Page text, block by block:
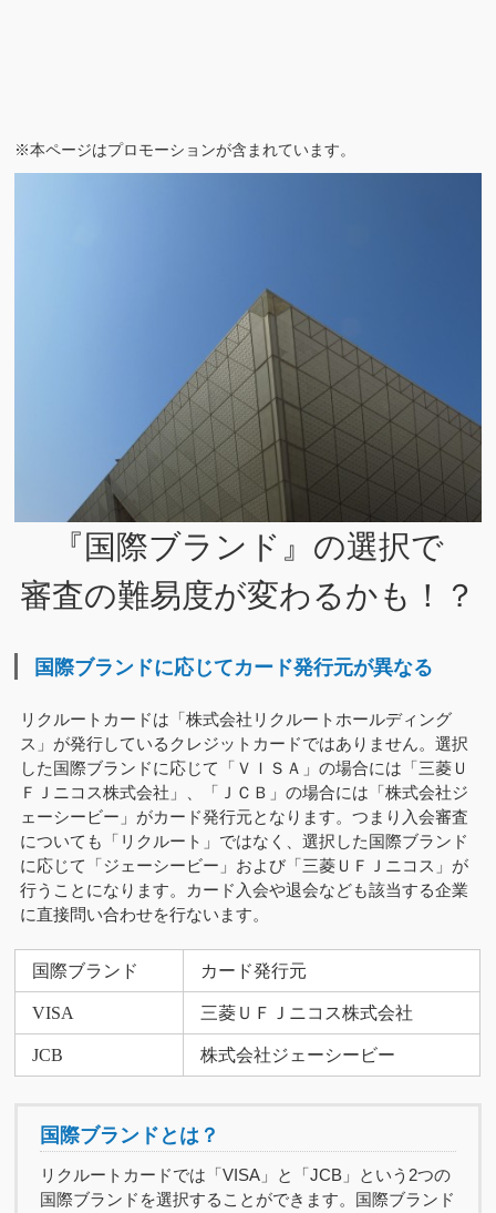
『国際ブランド』の選択で
審査の難易度が変わるかも！？
国際ブランドに応じてカード発行元が異なる
リクルートカードは「株式会社リクルートホールディング
ス」が発行しているクレジットカードではありません。選択
した国際ブランドに応じて「ＶＩＳＡ」の場合には「三菱Ｕ
ＦＪニコス株式会社」、「ＪＣＢ」の場合には「株式会社ジ
ェーシービー」がカード発行元となります。つまり入会審査
についても「リクルート」ではなく、選択した国際ブランド
に応じて「ジェーシービー」および「三菱ＵＦＪニコス」が
行うことになります。カード入会や退会なども該当する企業
に直接問い合わせを行ないます。
国際ブランド
カード発行元
VISA
三菱ＵＦＪニコス株式会社
JCB
株式会社ジェーシービー
国際ブランドとは？
リクルートカードでは「VISA」と「JCB」という2つの
国際ブランドを選択することができます。国際ブランド